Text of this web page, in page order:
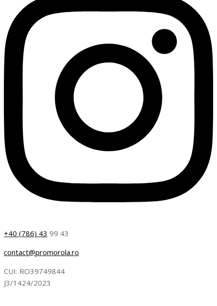
+40 (786) 43 99 43
contact@promorola.ro
CUI: RO39749844
J3/1424/2023